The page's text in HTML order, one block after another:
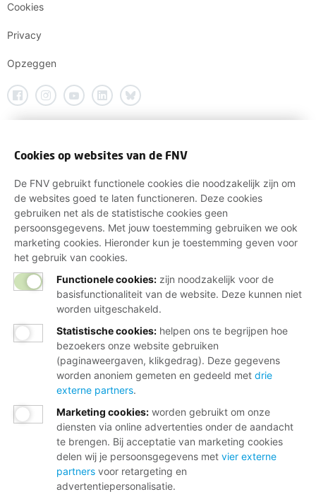
Cookies
Privacy
Opzeggen
Cookies op websites van de FNV
De FNV gebruikt functionele cookies die noodzakelijk zijn om
de websites goed te laten functioneren. Deze cookies
gebruiken net als de statistische cookies geen
persoonsgegevens. Met jouw toestemming gebruiken we ook
marketing cookies. Hieronder kun je toestemming geven voor
het gebruik van cookies.
Functionele cookies: zijn noodzakelijk voor de
basisfunctionaliteit van de website. Deze kunnen niet
worden uitgeschakeld.
Statistische cookies: helpen ons te begrijpen hoe
bezoekers onze website gebruiken
(paginaweergaven, klikgedrag). Deze gegevens
worden anoniem gemeten en gedeeld met drie
externe partners.
Marketing cookies: worden gebruikt om onze
diensten via online advertenties onder de aandacht
te brengen. Bij acceptatie van marketing cookies
delen wij je persoonsgegevens met vier externe
partners voor retargeting en
advertentiepersonalisatie.